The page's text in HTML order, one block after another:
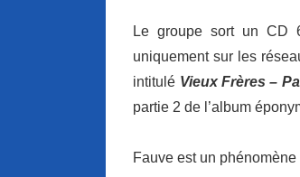
Le groupe sort un CD
uniquement sur les
intitulé Vieux Frères –
partie 2 de l’album
Fauve est un